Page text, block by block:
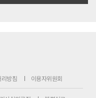
리방침 이용자위원회